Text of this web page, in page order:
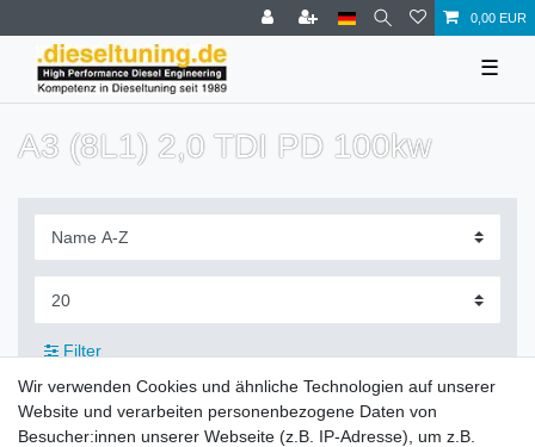
0,00 EUR
☰
A3 (8L1) 2,0 TDI PD 100kw
Filter
Wir verwenden Cookies und ähnliche Technologien auf unserer
Website und verarbeiten personenbezogene Daten von
Besucher:innen unserer Webseite (z.B. IP-Adresse), um z.B.